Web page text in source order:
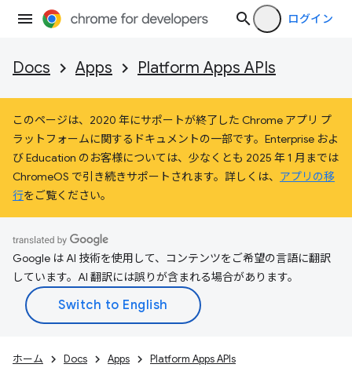
ログイン
Docs Apps Platform Apps APIs
このページは、2020 年にサポートが終了した Chrome アプリ プ
ラットフォームに関するドキュメントの一部です。Enterprise およ
び Education のお客様については、少なくとも 2025 年 1 月までは
ChromeOS で引き続きサポートされます。詳しくは、 アプリの移
行をご覧ください。
Google は AI 技術を使用して、コンテンツをご希望の言語に翻訳
しています。AI 翻訳には誤りが含まれる場合があります。
ホーム Docs Apps Platform Apps APIs